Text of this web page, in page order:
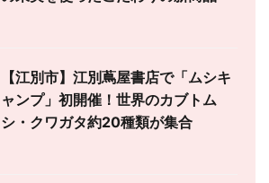
【江別市】江別蔦屋書店で「ムシキ
ャンプ」初開催！世界のカブトム
シ・クワガタ約20種類が集合